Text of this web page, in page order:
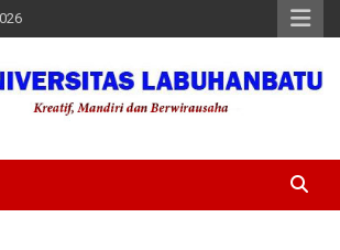
Labuhanbatu